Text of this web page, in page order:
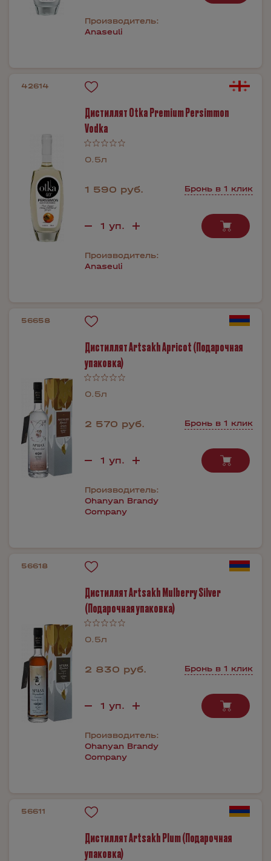
Производитель:
Anaseuli
42614
Дистиллят Otka Premium Persimmon
Vodka
0.5л
1 590 руб. Бронь в 1 клик
Производитель:
Anaseuli
56658
Дистиллят Artsakh Apricot (Подарочная
упаковка)
0.5л
2 570 руб. Бронь в 1 клик
Производитель:
Ohanyan Brandy
Company
56618
Дистиллят Artsakh Mulberry Silver
(Подарочная упаковка)
0.5л
2 830 руб. Бронь в 1 клик
Производитель:
Ohanyan Brandy
Company
56611
Дистиллят Artsakh Plum (Подарочная
упаковка)